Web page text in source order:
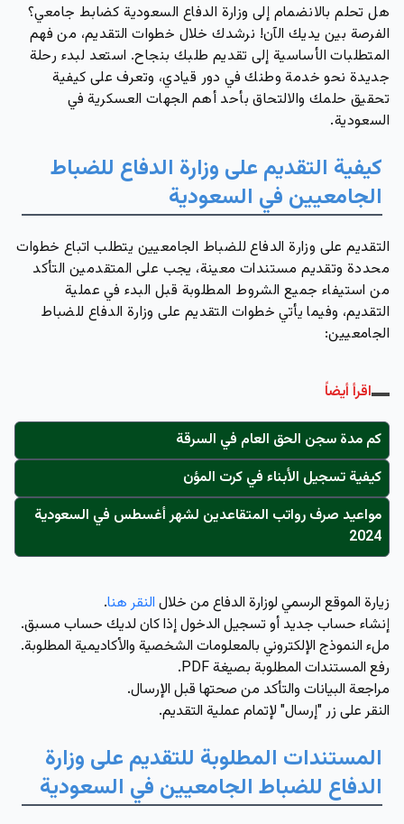
هل تحلم بالانضمام إلى وزارة الدفاع السعودية كضابط جامعي؟
الفرصة بين يديك الآن! نرشدك خلال خطوات التقديم، من فهم
المتطلبات الأساسية إلى تقديم طلبك بنجاح. استعد لبدء رحلة
جديدة نحو خدمة وطنك في دور قيادي، وتعرف على كيفية
تحقيق حلمك والالتحاق بأحد أهم الجهات العسكرية في
السعودية.
كيفية التقديم على وزارة الدفاع للضباط
الجامعيين في السعودية
التقديم على وزارة الدفاع للضباط الجامعيين يتطلب اتباع خطوات
محددة وتقديم مستندات معينة، يجب على المتقدمين التأكد
من استيفاء جميع الشروط المطلوبة قبل البدء في عملية
التقديم، وفيما يأتي خطوات التقديم على وزارة الدفاع للضباط
الجامعيين:
اقرأ أيضاً
كم مدة سجن الحق العام في السرقة
كيفية تسجيل الأبناء في كرت المؤن
مواعيد صرف رواتب المتقاعدين لشهر أغسطس في السعودية
2024
زيارة الموقع الرسمي لوزارة الدفاع من خلال النقر هنا.
إنشاء حساب جديد أو تسجيل الدخول إذا كان لديك حساب مسبق.
ملء النموذج الإلكتروني بالمعلومات الشخصية والأكاديمية المطلوبة.
رفع المستندات المطلوبة بصيغة PDF.
مراجعة البيانات والتأكد من صحتها قبل الإرسال.
النقر على زر "إرسال" لإتمام عملية التقديم.
المستندات المطلوبة للتقديم على وزارة
الدفاع للضباط الجامعيين في السعودية